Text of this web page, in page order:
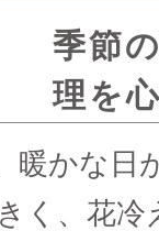
季節
理を
暖かな日
く、花冷